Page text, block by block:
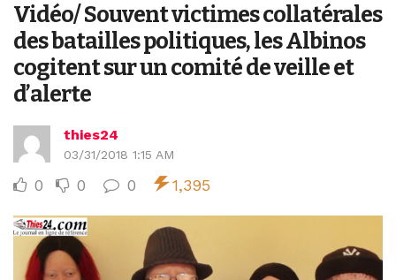
Vidéo/ Souvent victimes collatérales
des batailles politiques, les Albinos
cogitent sur un comité de veille et
d’alerte
thies24
03/31/2018 1:15 AM
0 0 0 1,395